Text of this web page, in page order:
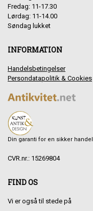
Fredag: 11-17.30
Lørdag: 11-14.00
Søndag lukket
INFORMATION
Handelsbetingelser
Persondatapolitik & Cookies
Din garanti for en sikker handel
CVR.nr.: 15269804
FIND OS
Vi er også til stede på